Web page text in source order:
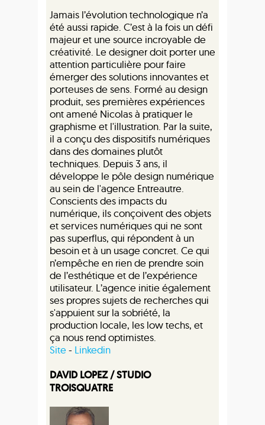
Jamais l’évolution technologique n’a
été aussi rapide. C’est à la fois un défi
majeur et une source incroyable de
créativité. Le designer doit porter une
attention particulière pour faire
émerger des solutions innovantes et
porteuses de sens. Formé au design
produit, ses premières expériences
ont amené Nicolas à pratiquer le
graphisme et l'illustration. Par la suite,
il a conçu des dispositifs numériques
dans des domaines plutôt
techniques. Depuis 3 ans, il
développe le pôle design numérique
au sein de l'agence Entreautre.
Conscients des impacts du
numérique, ils conçoivent des objets
et services numériques qui ne sont
pas superflus, qui répondent à un
besoin et à un usage concret. Ce qui
n’empêche en rien de prendre soin
de l’esthétique et de l’expérience
utilisateur. L’agence initie également
ses propres sujets de recherches qui
s'appuient sur la sobriété, la
production locale, les low techs, et
ça nous rend optimistes.
Site - Linkedin
DAVID LOPEZ / STUDIO
TROISQUATRE